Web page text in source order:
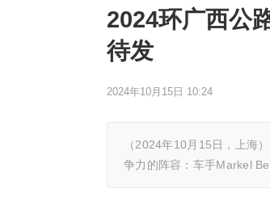
2024环广西公
待发
2024年10月15日 10:24
（2024年10月15日，上海
争力的阵容：车手Markel